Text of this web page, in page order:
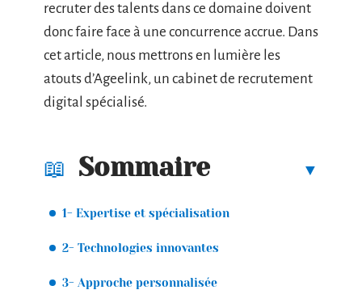
recruter des talents dans ce domaine doivent
donc faire face à une concurrence accrue. Dans
cet article, nous mettrons en lumière les
atouts d’Ageelink, un cabinet de recrutement
digital spécialisé.
Sommaire
1- Expertise et spécialisation
2- Technologies innovantes
3- Approche personnalisée